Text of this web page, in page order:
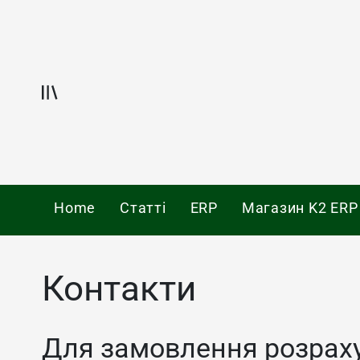
Offcanvas
Home Статті ERP Магазин K2 ERP
Контакти
Для замовлення